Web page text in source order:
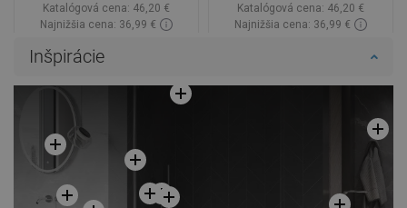
Katalógová cena: 46,20 €
Najnižšia cena: 36,99 €
Porovnaj
Katalógová cena: 46,20 €
Najnižšia cena: 36,99 €
Inšpirácie